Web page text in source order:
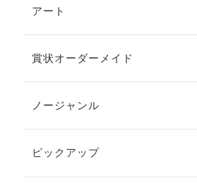
アート
賞状オーダーメイド
ノージャンル
ピックアップ